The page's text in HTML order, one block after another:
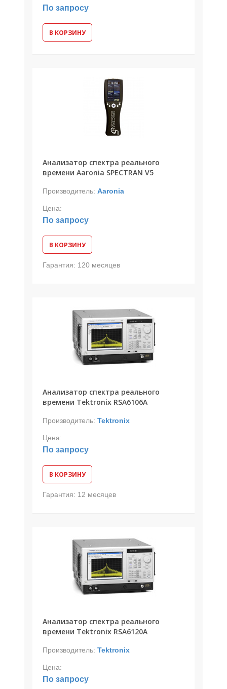
По запросу
В КОРЗИНУ
Анализатор спектра реального
времени Aaronia SPECTRAN V5
Производитель: Aaronia
Цена:
По запросу
В КОРЗИНУ
Гарантия: 120 месяцев
Анализатор спектра реального
времени Tektronix RSA6106A
Производитель: Tektronix
Цена:
По запросу
В КОРЗИНУ
Гарантия: 12 месяцев
Анализатор спектра реального
времени Tektronix RSA6120A
Производитель: Tektronix
Цена:
По запросу